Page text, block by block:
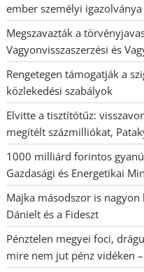
ember személyi
Megszavazták a
Vagyonvisszaszerzési és
Rengetegen támogatják a
közlekedési szabályok
Elvitte a tisztítótűz:
megítélt százmilliókat,
1000 milliárd forintos
Gazdasági és Energetikai
Majka másodszor is
Dánielt és a Fideszt
Pénztelen megyei foci,
mire nem jut pénz vidéken